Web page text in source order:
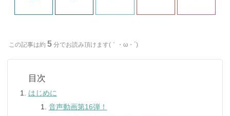
この記事は約 5 分でお読み頂けます(｀・ω・´)ゞ
はじめに
音声動画第16弾！